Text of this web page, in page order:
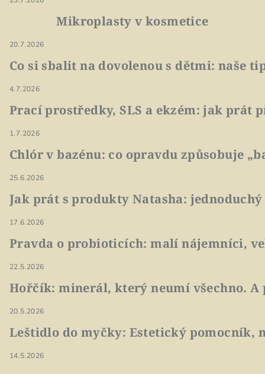
Mikroplasty v kosmetice
20.7.2026
Co si sbalit na dovolenou s dětmi: naše
4.7.2026
Prací prostředky, SLS a ekzém: jak prát
1.7.2026
Chlór v bazénu: co opravdu způsobuje
25.6.2026
Jak prát s produkty Natasha:
17.6.2026
Pravda o probioticích: malí nájemníci,
22.5.2026
Hořčík: minerál, který neumí všechno.
20.5.2026
Leštidlo do myčky: Estetický pomocník,
14.5.2026